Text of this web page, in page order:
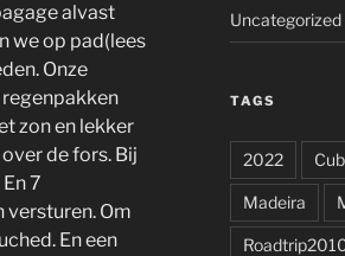
alvast
we op pad(lees
Onze
regenpakken
zon en lekker
de fors. Bij
7
versturen. Om
En een
Uncategorized
TAGS
2022
Madeira